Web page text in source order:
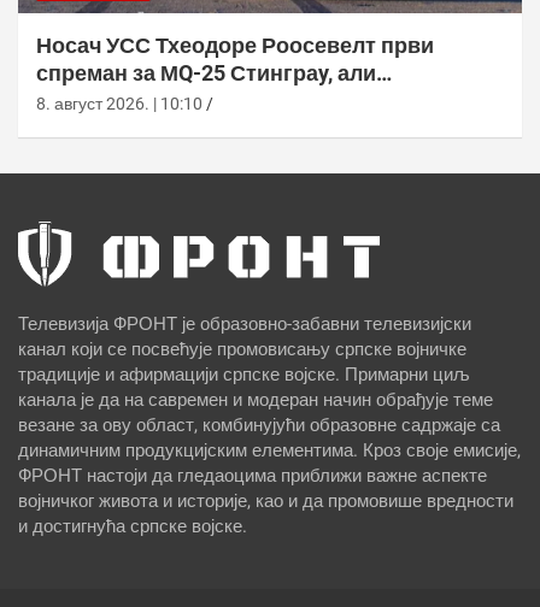
Носач УСС Тхеодоре Роосевелт први
спреман за МQ-25 Стинграy, али
оперативна употреба тек 2029.
8. август 2026. | 10:10
Телевизија ФРОНТ је образовно-забавни телевизијски
канал који се посвећује промовисању српске војничке
традиције и афирмацији српске војске. Примарни циљ
канала је да на савремен и модеран начин обрађује теме
везане за ову област, комбинујући образовне садржаје са
динамичним продукцијским елементима. Кроз своје емисије,
ФРОНТ настоји да гледаоцима приближи важне аспекте
војничког живота и историје, као и да промовише вредности
и достигнућа српске војске.